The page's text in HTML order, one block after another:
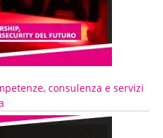
consulenza e servizi